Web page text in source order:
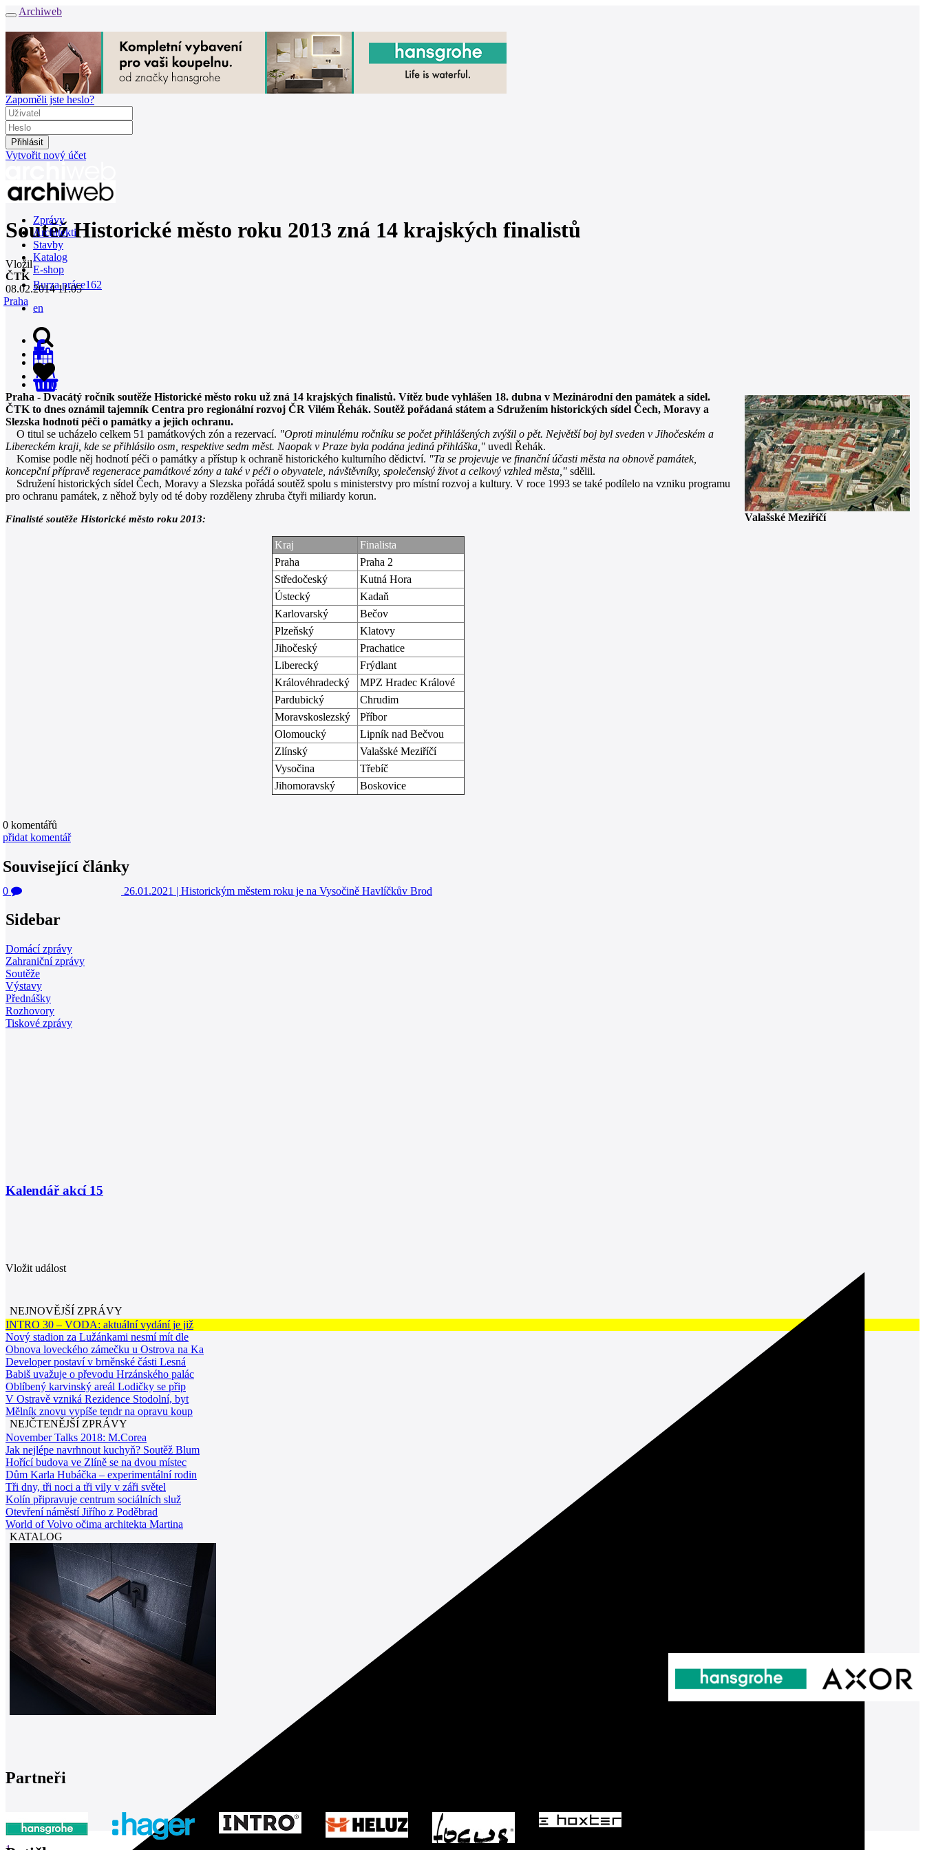
Archiweb
Zapoměli jste heslo?
Vytvořit nový účet
Zprávy
Architekti
Stavby
Katalog
E-shop
Burza práce162
en
0
Soutěž Historické město roku 2013 zná 14 krajských finalistů
Vložil
ČTK
08.02.2014 11:05
Praha
Valašské Meziříčí
Praha - Dvacátý ročník soutěže Historické město roku už zná 14 krajských finalistů. Vítěz bude vyhlášen 18. dubna v Mezinárodní den památek a sídel.
ČTK to dnes oznámil tajemník Centra pro regionální rozvoj ČR Vilém Řehák. Soutěž pořádaná státem a Sdružením historických sídel Čech, Moravy a
Slezska hodnotí péči o památky a jejich ochranu.
O titul se ucházelo celkem 51 památkových zón a rezervací. "Oproti minulému ročníku se počet přihlášených zvýšil o pět. Největší boj byl sveden v Jihočeském a
Libereckém kraji, kde se přihlásilo osm, respektive sedm měst. Naopak v Praze byla podána jediná přihláška," uvedl Řehák.
Komise podle něj hodnotí péči o památky a přístup k ochraně historického kulturního dědictví. "Ta se projevuje ve finanční účasti města na obnově památek,
koncepční přípravě regenerace památkové zóny a také v péči o obyvatele, návštěvníky, společenský život a celkový vzhled města," sdělil.
Sdružení historických sídel Čech, Moravy a Slezska pořádá soutěž spolu s ministerstvy pro místní rozvoj a kultury. V roce 1993 se také podílelo na vzniku programu
pro ochranu památek, z něhož byly od té doby rozděleny zhruba čtyři miliardy korun.
Finalisté soutěže Historické město roku 2013:
Kraj
Finalista
Praha
Praha 2
Středočeský
Kutná Hora
Ústecký
Kadaň
Karlovarský
Bečov
Plzeňský
Klatovy
Jihočeský
Prachatice
Liberecký
Frýdlant
Královéhradecký
MPZ Hradec Králové
Pardubický
Chrudim
Moravskoslezský
Příbor
Olomoucký
Lipník nad Bečvou
Zlínský
Valašské Meziříčí
Vysočina
Třebíč
Jihomoravský
Boskovice
0 komentářů
přidat komentář
Související články
0 26.01.2021 | Historickým městem roku je na Vysočině Havlíčkův Brod
Sidebar
Domácí zprávy
Zahraniční zprávy
Soutěže
Výstavy
Přednášky
Rozhovory
Tiskové zprávy
Kalendář akcí 15
Vložit událost
NEJNOVĚJŠÍ ZPRÁVY
INTRO 30 – VODA: aktuální vydání je již
Nový stadion za Lužánkami nesmí mít dle
Obnova loveckého zámečku u Ostrova na Ka
Developer postaví v brněnské části Lesná
Babiš uvažuje o převodu Hrzánského palác
Oblíbený karvinský areál Lodičky se přip
V Ostravě vzniká Rezidence Stodolní, byt
Mělník znovu vypíše tendr na opravu koup
NEJČTENĚJŠÍ ZPRÁVY
November Talks 2018: M.Corea
Jak nejlépe navrhnout kuchyň? Soutěž Blum
Hořící budova ve Zlíně se na dvou místec
Dům Karla Hubáčka – experimentální rodin
Tři dny, tři noci a tři vily v záři světel
Kolín připravuje centrum sociálních služ
Otevření náměstí Jiřího z Poděbrad
World of Volvo očima architekta Martina
KATALOG
Partneři